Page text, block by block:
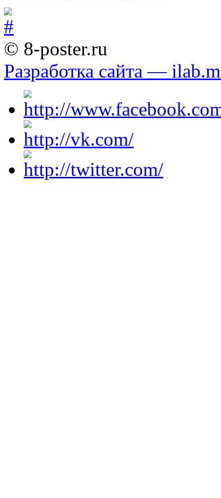
© 8-poster.ru
Разработка сайта —